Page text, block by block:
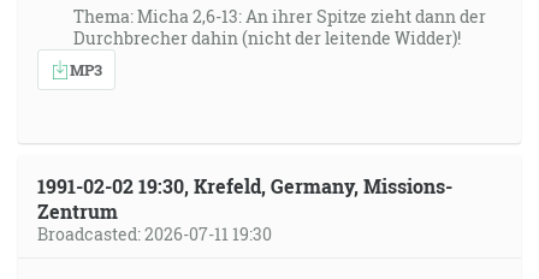
Thema: Micha 2,6-13: An ihrer Spitze zieht dann der
Durchbrecher dahin (nicht der leitende Widder)!
MP3
1991-02-02 19:30, Krefeld, Germany, Missions-
Zentrum
Broadcasted: 2026-07-11 19:30